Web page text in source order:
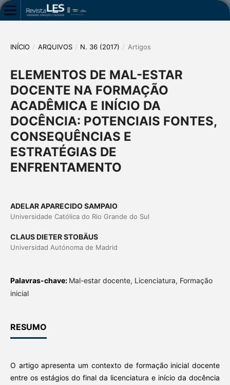
INÍCIO / ARQUIVOS / N. 36 (2017) / Artigos
ELEMENTOS DE MAL-ESTAR
DOCENTE NA FORMAÇÃO
ACADÊMICA E INÍCIO DA
DOCÊNCIA: POTENCIAIS FONTES,
CONSEQUÊNCIAS E
ESTRATÉGIAS DE
ENFRENTAMENTO
ADELAR APARECIDO SAMPAIO
Universidade Católica do Rio Grande do Sul
CLAUS DIETER STOBÄUS
Universidad Autónoma de Madrid
Palavras-chave: Mal-estar docente, Licenciatura, Formação
inicial
RESUMO
O artigo apresenta um contexto de formação inicial docente
entre os estágios do final da licenciatura e início da docência